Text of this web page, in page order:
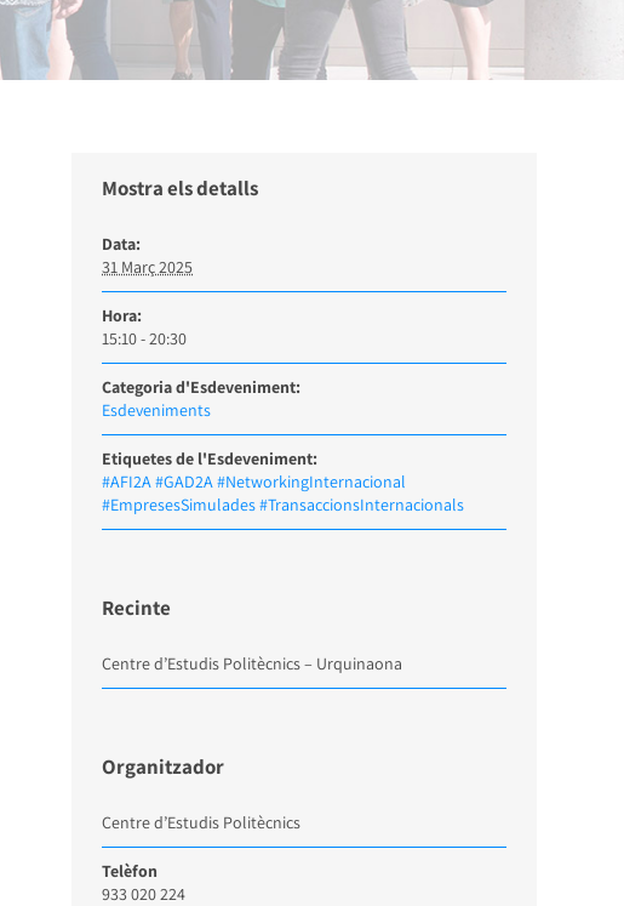
Mostra els detalls
Data:
31 Març 2025
Hora:
15:10 - 20:30
Categoria d'Esdeveniment:
Esdeveniments
Etiquetes de l'Esdeveniment:
#AFI2A #GAD2A #NetworkingInternacional
#EmpresesSimulades #TransaccionsInternacionals
Recinte
Centre d’Estudis Politècnics – Urquinaona
Organitzador
Centre d’Estudis Politècnics
Telèfon
933 020 224